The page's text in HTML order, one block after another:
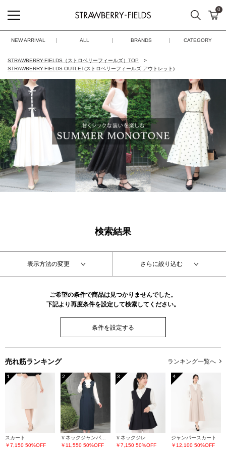
STRAWBERRY-FIELDS
検索 カ
0
NEW ARRIVAL ALL BRANDS CATEGORY
STRAWBERRY-FIELDS（ストロベリーフィールズ）TOP
STRAWBERRY-FIELDS OUTLET(ストロベリーフィールズ アウトレット)
検索結果
表示方法の変更 さらに絞り込む
ご希望の条件で商品は見つかりませんでした。
下記より再度条件を設定して検索してください。
条件を設定する
売れ筋ランキング ランキング一覧へ
1
スカート
￥7,150 50%OFF
2
Ｖネックジャンパースカート
￥11,550 50%OFF
3
Ｖネックジレ
￥7,150 50%OFF
4
ジャンパースカート
￥12,100 50%OFF